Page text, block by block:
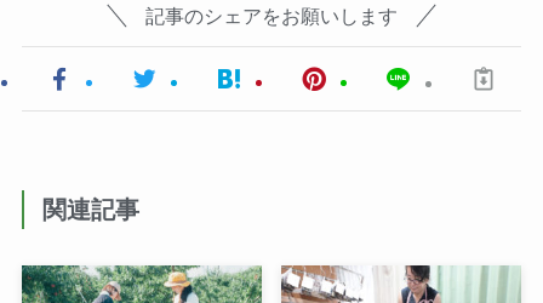
記事のシェアをお願いします
関連記事